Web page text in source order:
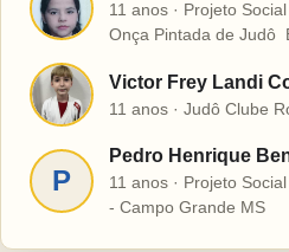
H
11 anos · Projeto
Onça Pintada de Judô
V Victor Frey Landi
11 anos · Judô Clube
P
Pedro Henrique
11 anos · Projeto
- Campo Grande MS